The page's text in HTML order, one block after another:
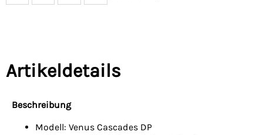
Artikeldetails
Beschreibung
Modell: Venus Cascades DP